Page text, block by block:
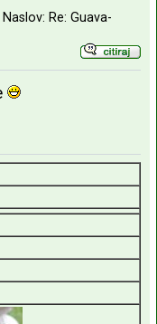
Naslov: Re: Guava-